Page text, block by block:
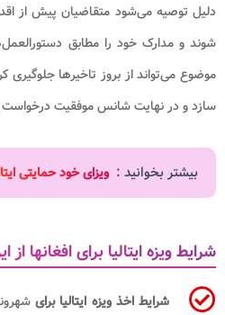
دلیل توصیه می‌شود متقاضیان پیش از
شوند و مدارک خود را مطابق
موضوع می‌تواند از بروز تاخیرها جلوگیری
سازد و در نهایت شانس موفقیت درخواست
بیشتر بخوانید : ویزای خود حمایتی
شرایط ویزه ایتالیا برای افغانها از
شرایط اخذ ویزه ایتالیا برای